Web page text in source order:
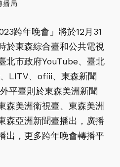
播局
跨年晚會」將於12月31
於東森綜合臺和公共電視
北市政府YouTube、臺北
LITV、ofiii、東森新聞
平臺則於東森美洲新聞
森美洲衛視臺、東森美洲
森亞洲新聞臺播出，廣播
出，更多跨年晚會轉播平